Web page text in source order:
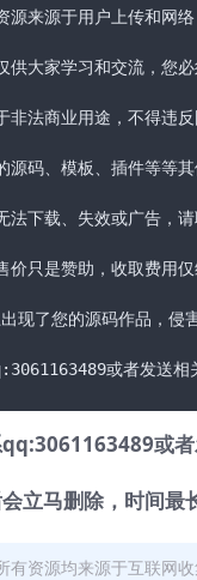
源来源于用户上传和网
供大家学习和交流，您
非法商业用途，不得违
源码、模板、插件等等
法下载、失效或广告，请
价只是赞助，收取费用
现了您的源码作品，侵
或者发送相
或
立马删除，时间最
有资源均来源于互联网